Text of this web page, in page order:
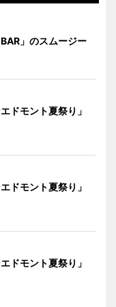
」のスムージー
ドモント夏祭り」
ドモント夏祭り」
ドモント夏祭り」